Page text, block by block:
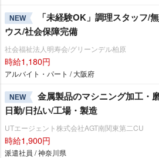
NEW
「未経験OK」調理スタッフ/
ウス/社会保障完備
社会福祉法人明寿会/グリーンデル柏原
時給1,180円
アルバイト・パート / 大阪府
NEW
金属製品のマシニング加工・
日勤/日払い/工場・製造
UTエージェント株式会社AGT南関東第二CU
時給1,900円
派遣社員 / 神奈川県